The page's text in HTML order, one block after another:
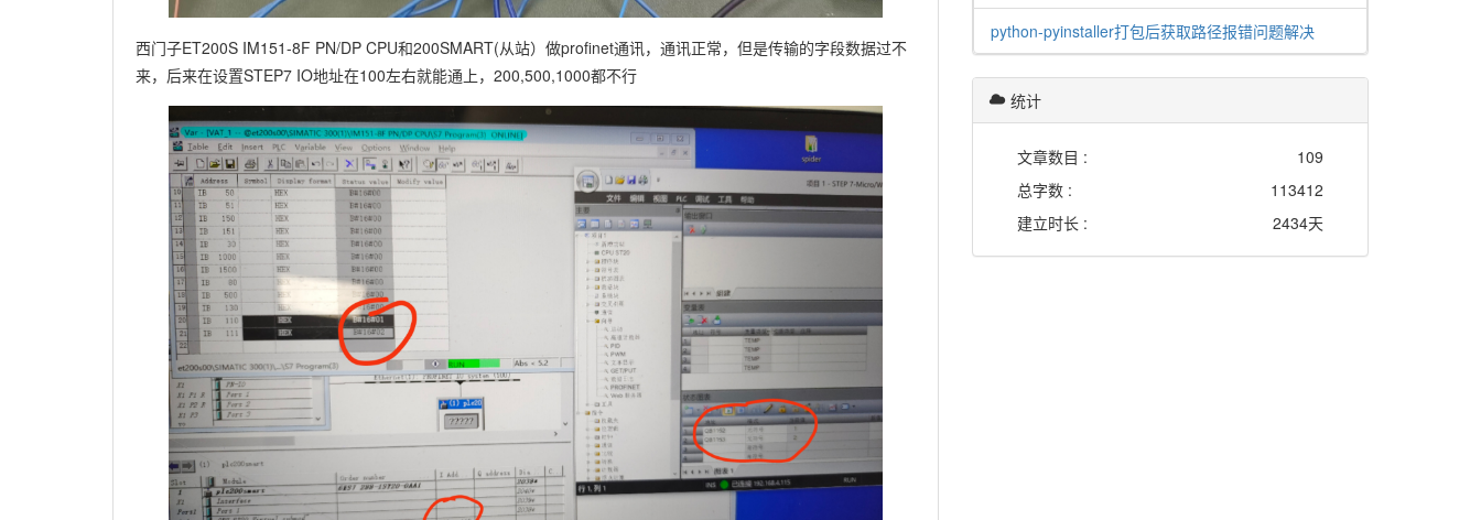
西门子ET200S IM151-8F PN/DP CPU和200SMART(从站）做profinet通讯，通讯正常，但是传输的字段数据过不
来，后来在设置STEP7 IO地址在100左右就能通上，200,500,1000都不行
python-pyinstaller打包后获取路径报错问题解决
统计
文章数目 :
109
总字数 :
113412
建立时长 :
2434天